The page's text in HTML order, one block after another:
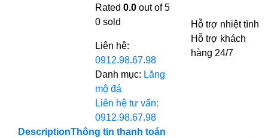
Rated0.0 out of 5
0 sold
Liên hệ:
0912.98.67.98
Danh mục: Lăng
mộ đá
Liên hệ tư vấn:
0912.98.67.98
Hỗ trợ nhiệt tình
Hỗ trợ khách
hàng 24/7
DescriptionThông tin thanh toán